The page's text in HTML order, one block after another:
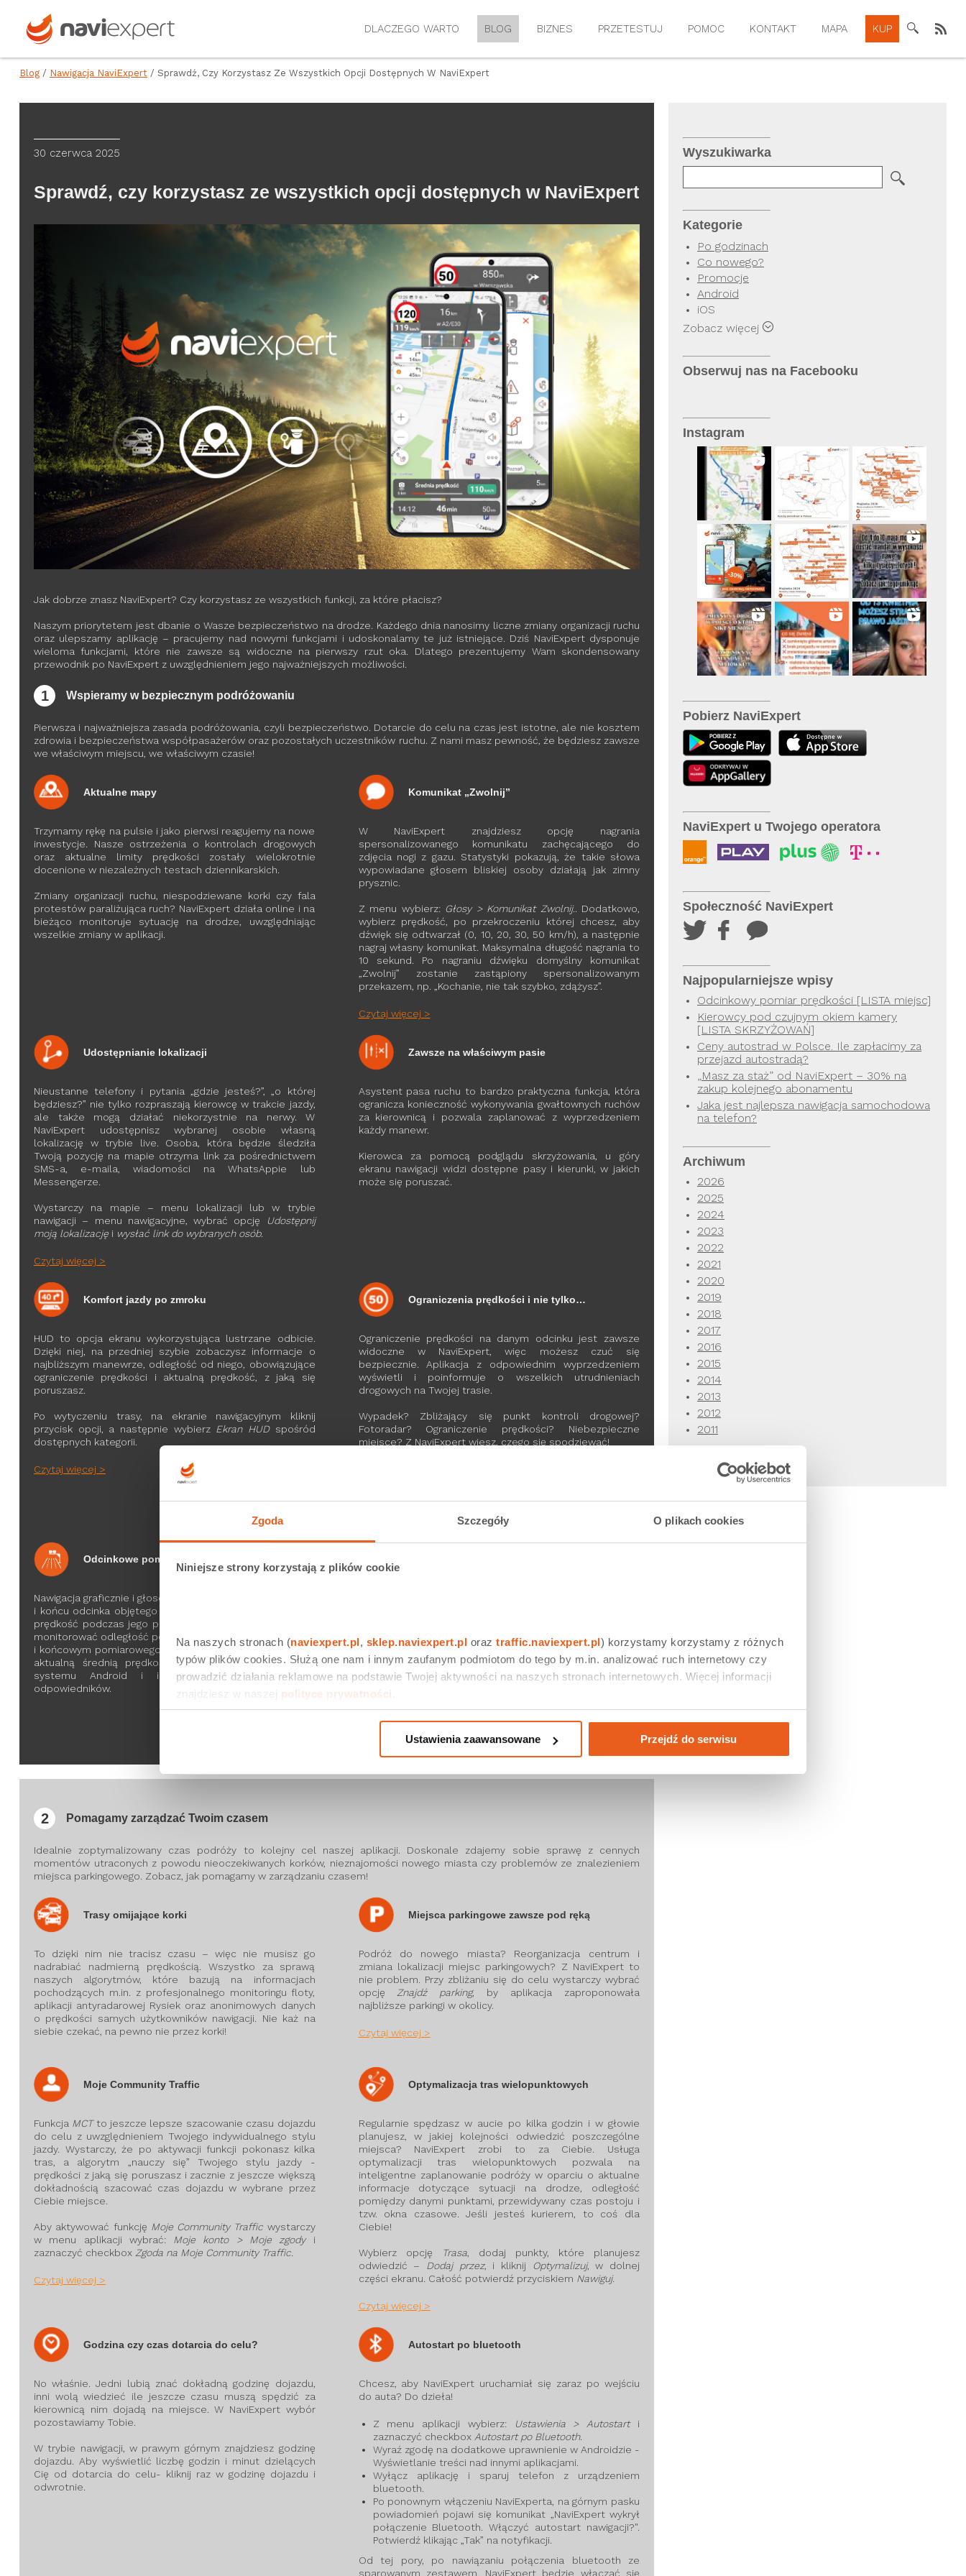
Zgoda Szczegóły O plikach cookies
Niniejsze strony korzystają z plików cookie
Na naszych stronach (naviexpert.pl, sklep.naviexpert.pl oraz traffic.naviexpert.pl) korzystamy korzystamy z różnych
typów plików cookies. Służą one nam i innym zaufanym podmiotom do tego by m.in. analizować ruch internetowy czy
prowadzić działania reklamowe na podstawie Twojej aktywności na naszych stronach internetowych. Więcej informacji
znajdziesz w naszej polityce prywatności
Ustawienia zaawansowane Przejdź do serwisu
DLACZEGO WARTO BLOG BIZNES PRZETESTUJ POMOC KONTAKT MAPA KUP
Blog / Nawigacja NaviExpert / Sprawdź, Czy Korzystasz Ze Wszystkich Opcji Dostępnych W NaviExpert
30 czerwca 2025
Sprawdź, czy korzystasz ze wszystkich opcji dostępnych w NaviExpert
Jak dobrze znasz NaviExpert? Czy korzystasz ze wszystkich funkcji, za które płacisz?
Naszym priorytetem jest dbanie o Wasze bezpieczeństwo na drodze. Każdego dnia nanosimy liczne zmiany organizacji ruchu
oraz ulepszamy aplikację – pracujemy nad nowymi funkcjami i udoskonalamy te już istniejące. Dziś NaviExpert dysponuje
wieloma funkcjami, które nie zawsze są widoczne na pierwszy rzut oka. Dlatego prezentujemy Wam skondensowany
przewodnik po NaviExpert z uwzględnieniem jego najważniejszych możliwości.
1 Wspieramy w bezpiecznym podróżowaniu
Pierwsza i najważniejsza zasada podróżowania, czyli bezpieczeństwo. Dotarcie do celu na czas jest istotne, ale nie kosztem
zdrowia i bezpieczeństwa współpasażerów oraz pozostałych uczestników ruchu. Z nami masz pewność, że będziesz zawsze
we właściwym miejscu, we właściwym czasie!
Aktualne mapy
Trzymamy rękę na pulsie i jako pierwsi reagujemy na nowe
inwestycje. Nasze ostrzeżenia o kontrolach drogowych
oraz aktualne limity prędkości zostały wielokrotnie
docenione w niezależnych testach dziennikarskich.
Zmiany organizacji ruchu, niespodziewane korki czy fala
protestów paraliżująca ruch? NaviExpert działa online i na
bieżąco monitoruje sytuację na drodze, uwzględniając
wszelkie zmiany w aplikacji.
Komunikat „Zwolnij”
W NaviExpert znajdziesz opcję nagrania
spersonalizowanego komunikatu zachęcającego do
zdjęcia nogi z gazu. Statystyki pokazują, że takie słowa
wypowiadane głosem bliskiej osoby działają jak zimny
prysznic.
Z menu wybierz: Głosy > Komunikat Zwolnij.. Dodatkowo,
wybierz prędkość, po przekroczeniu której chcesz, aby
dźwięk się odtwarzał (0, 10, 20, 30, 50 km/h), a następnie
nagraj własny komunikat. Maksymalna długość nagrania to
10 sekund. Po nagraniu dźwięku domyślny komunikat
„Zwolnij” zostanie zastąpiony spersonalizowanym
przekazem, np. „Kochanie, nie tak szybko, zdążysz”.
Czytaj więcej >
Udostępnianie lokalizacji
Nieustanne telefony i pytania „gdzie jesteś?”, „o której
będziesz?” nie tylko rozpraszają kierowcę w trakcie jazdy,
ale także mogą działać niekorzystnie na nerwy. W
NaviExpert udostępnisz wybranej osobie własną
lokalizację w trybie live. Osoba, która będzie śledziła
Twoją pozycję na mapie otrzyma link za pośrednictwem
SMS-a, e-maila, wiadomości na WhatsAppie lub
Messengerze.
Wystarczy na mapie – menu lokalizacji lub w trybie
nawigacji – menu nawigacyjne, wybrać opcję
Udostępnij
moją lokalizację i wysłać link do wybranych osób.
Czytaj więcej >
Zawsze na właściwym pasie
Asystent pasa ruchu to bardzo praktyczna funkcja, która
ogranicza konieczność wykonywania gwałtownych ruchów
za kierownicą i pozwala zaplanować z wyprzedzeniem
każdy manewr.
Kierowca za pomocą podglądu skrzyżowania, u góry
ekranu nawigacji widzi dostępne pasy i kierunki, w jakich
może się poruszać.
Komfort jazdy po zmroku
HUD to opcja ekranu wykorzystująca lustrzane odbicie.
Dzięki niej, na przedniej szybie zobaczysz informacje o
najbliższym manewrze, odległość od niego, obowiązujące
ograniczenie prędkości i aktualną prędkość, z jaką się
poruszasz.
Po wytyczeniu trasy, na ekranie nawigacyjnym kliknij
przycisk opcji, a następnie wybierz Ekran HUDspośród
dostępnych kategorii.
Czytaj więcej >
Ograniczenia prędkości i nie tylko…
Ograniczenie prędkości na danym odcinku jest zawsze
widoczne w NaviExpert, więc możesz czuć się
bezpiecznie. Aplikacja z odpowiednim wyprzedzeniem
wyświetli i poinformuje o wszelkich utrudnieniach
drogowych na Twojej trasie.
Wypadek? Zbliżający się punkt kontroli drogowej?
Fotoradar? Ograniczenie prędkości? Niebezpieczne
miejsce? Z NaviExpert wiesz, czego się spodziewać!
Odcinkowe pomiary prędkości
Nawigacja graficznie i głosowo poinformuje Cię o początku
i końcu odcinka objętego pomiarem oraz zmierzy średnią
prędkość podczas jego pokonywania. Możesz na bieżąco
monitorować odległość pomiędzy punktem początkowym
i końcowym pomiarowego odcinka, a także masz wgląd w
aktualną średnią prędkość, z jaką się poruszasz. Dla
systemu Android i iOS oraz ich zewnętrznych
odpowiedników.
trasie oraz trasach alternatywnych. Jeszcze do niedawna,
korki na wszystkich drogach prezentowaliśmy za pomocą
szerokiej palety barw. Aktualnie niebieski kolor oznacza
płynny ruch, żółty - drobne utrudnienia, jasnoczerwony
informuje o nieco większych korkach, a czerwony o dużych
2 Pomagamy zarządzać Twoim czasem
Idealnie zoptymalizowany czas podróży to kolejny cel naszej aplikacji. Doskonale zdajemy sobie sprawę z cennych
momentów utraconych z powodu nieoczekiwanych korków, nieznajomości nowego miasta czy problemów ze znalezieniem
miejsca parkingowego. Zobacz, jak pomagamy w zarządzaniu czasem!
Trasy omijające korki
To dzięki nim nie tracisz czasu – więc nie musisz go
nadrabiać nadmierną prędkością. Wszystko za sprawą
naszych algorytmów, które bazują na informacjach
pochodzących m.in. z profesjonalnego monitoringu floty,
aplikacji antyradarowej Rysiek oraz anonimowych danych
o prędkości samych użytkowników nawigacji. Nie każ na
siebie czekać, na pewno nie przez korki!
Miejsca parkingowe zawsze pod ręką
Podróż do nowego miasta? Reorganizacja centrum i
zmiana lokalizacji miejsc parkingowych? Z NaviExpert to
nie problem. Przy zbliżaniu się do celu wystarczy wybrać
opcję Znajdź parking, by aplikacja zaproponowała
najbliższe parkingi w okolicy.
Czytaj więcej >
Moje Community Traffic
Funkcja MCTto jeszcze lepsze szacowanie czasu dojazdu
do celu z uwzględnieniem Twojego indywidualnego stylu
jazdy. Wystarczy, że po aktywacji funkcji pokonasz kilka
tras, a algorytm „nauczy się” Twojego stylu jazdy -
prędkości z jaką się poruszasz i zacznie z jeszcze większą
dokładnością szacować czas dojazdu w wybrane przez
Ciebie miejsce.
Aby aktywować funkcję Moje Community Traffic wystarczy
w menu aplikacji wybrać: Moje konto > Moje zgodyi
zaznaczyć checkbox Zgoda na Moje Community Traffic.
Czytaj więcej >
Optymalizacja tras wielopunktowych
Regularnie spędzasz w aucie po kilka godzin i w głowie
planujesz, w jakiej kolejności odwiedzić poszczególne
miejsca? NaviExpert zrobi to za Ciebie. Usługa
optymalizacji tras wielopunktowych pozwala na
inteligentne zaplanowanie podróży w oparciu o aktualne
informacje dotyczące sytuacji na drodze, odległość
pomiędzy danymi punktami, przewidywany czas postoju i
tzw. okna czasowe. Jeśli jesteś kurierem, to coś dla
Ciebie!
Wybierz opcję Trasa, dodaj punkty, które planujesz
odwiedzić – Dodaj przez, i kliknij Optymalizuj, w dolnej
części ekranu. Całość potwierdź przyciskiem Nawiguj.
Czytaj więcej >
Godzina czy czas dotarcia do celu?
No właśnie. Jedni lubią znać dokładną godzinę dojazdu,
inni wolą wiedzieć ile jeszcze czasu muszą spędzić za
kierownicą nim dojadą na miejsce. W NaviExpert wybór
pozostawiamy Tobie.
W trybie nawigacji, w prawym górnym znajdziesz godzinę
dojazdu. Aby wyświetlić liczbę godzin i minut dzielących
Cię od dotarcia do celu- kliknij raz w godzinę dojazdu i
odwrotnie.
Autostart po bluetooth
Chcesz, aby NaviExpert uruchamiał się zaraz po wejściu
do auta? Do dzieła!
Z menu aplikacji wybierz: Ustawienia > Autostarti
zaznaczyć checkbox Autostart po Bluetooth.
Wyraź zgodę na dodatkowe uprawnienie w Androidzie -
Wyświetlanie treści nad innymi aplikacjami.
Wyłącz aplikację i sparuj telefon z urządzeniem
bluetooth.
Po ponownym włączeniu NaviExperta, na górnym pasku
powiadomień pojawi się komunikat „NaviExpert wykrył
połączenie Bluetooth. Włączyć autostart nawigacji?".
Potwierdź klikając „Tak” na notyfikacji.
Od tej pory, po nawiązaniu połączenia bluetooth ze
sparowanym zestawem, NaviExpert będzie włączać się
Wyszukiwarka
Kategorie
Po godzinach
Co nowego?
Promocje
Android
iOS
Rysiek
Telematyka
Wersje operatorskie
Zobacz więcej
Obserwuj nas na Facebooku
Instagram
Pobierz NaviExpert
NaviExpert u Twojego operatora
Społeczność NaviExpert
Najpopularniejsze wpisy
Odcinkowy pomiar prędkości [LISTA miejsc]
Kierowcy pod czujnym okiem kamery
[LISTA SKRZYŻOWAŃ]
Ceny autostrad w Polsce. Ile zapłacimy za
przejazd autostradą?
„Masz za staż” od NaviExpert – 30% na
zakup kolejnego abonamentu
Jaka jest najlepsza nawigacja samochodowa
na telefon?
Archiwum
2026
2025
2024
2023
2022
2021
2020
2019
2018
2017
2016
2015
2014
2013
2012
2011